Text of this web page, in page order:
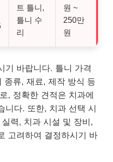
트 틀니,
틀니 수
리
원 ~
250만
원
기 바랍니다. 틀니 가격
종류, 재료, 제작 방식 등
, 정확한 견적은 치과에
니다. 또한, 치과 선택 시
력, 치과 시설 및 장비,
고려하여 결정하시기 바